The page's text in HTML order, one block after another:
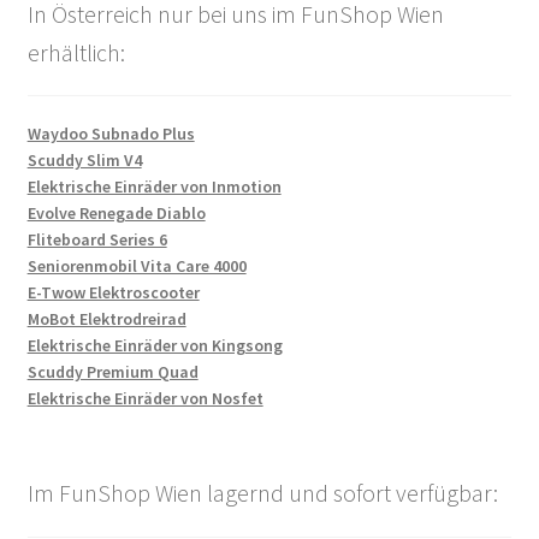
In Österreich nur bei uns im FunShop Wien
erhältlich:
Waydoo Subnado Plus
Scuddy Slim V4
Elektrische Einräder von Inmotion
Evolve Renegade Diablo
Fliteboard Series 6
Seniorenmobil Vita Care 4000
E-Twow Elektroscooter
MoBot Elektrodreirad
Elektrische Einräder von Kingsong
Scuddy Premium Quad
Elektrische Einräder von Nosfet
Im FunShop Wien lagernd und sofort verfügbar: